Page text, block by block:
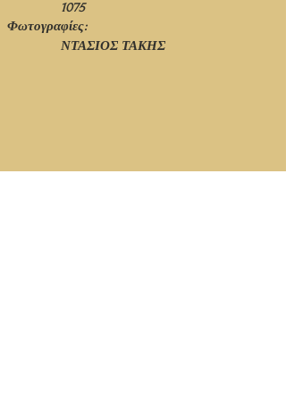
Φωτογραφίες:
ΝΤΑΣΙΟΣ ΤΑΚΗΣ
1075